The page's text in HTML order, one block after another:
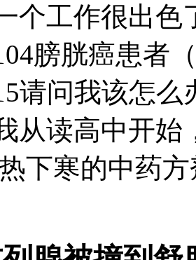
个工作很出色
膀胱癌患者
请问我该怎
从读高中开
下寒的中药